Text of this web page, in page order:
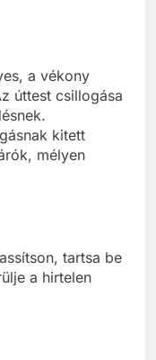
a vékony
úttest csillogása
kitett
mélyen
tartsa be
a hirtelen